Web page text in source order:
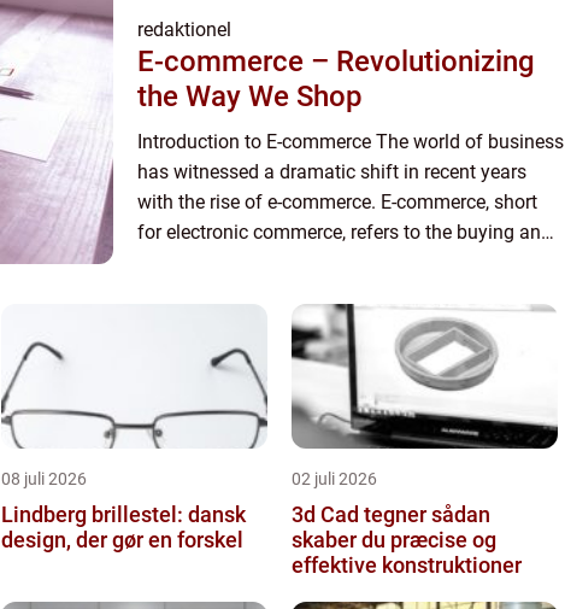
redaktionel
E-commerce – Revolutionizing
the Way We Shop
Introduction to E-commerce The world of business
has witnessed a dramatic shift in recent years
with the rise of e-commerce. E-commerce, short
for electronic commerce, refers to the buying and
08 juli 2026
Lindberg brillestel: dansk
design, der gør en forskel
02 juli 2026
3d Cad tegner sådan
skaber du præcise og
effektive konstruktioner